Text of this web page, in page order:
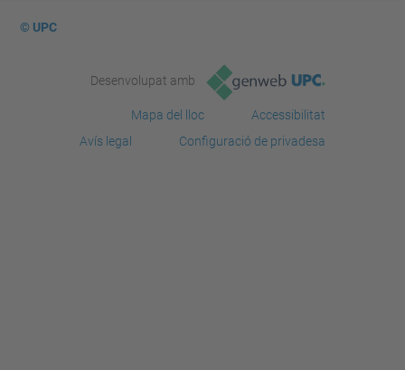
© UPC
Desenvolupat amb
Mapa del lloc
Accessibilitat
Avís legal
Configuració de privadesa